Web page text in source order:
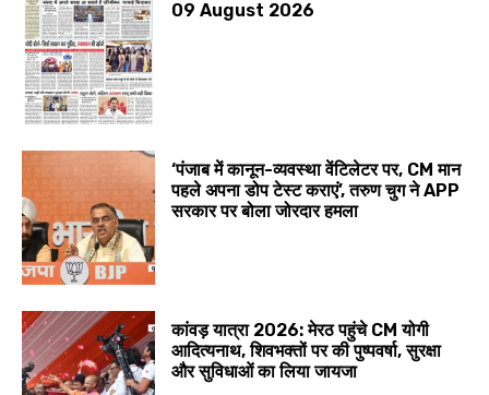
09 August 2026
‘पंजाब में कानून-व्यवस्था वेंटिलेटर पर, CM मान
पहले अपना डोप टेस्ट कराएं’, तरुण चुग ने APP
सरकार पर बोला जोरदार हमला
कांवड़ यात्रा 2026: मेरठ पहुंचे CM योगी
आदित्यनाथ, शिवभक्तों पर की पुष्पवर्षा, सुरक्षा
और सुविधाओं का लिया जायजा